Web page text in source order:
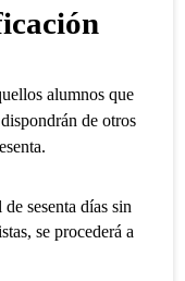
alumnos que
de otros
sesenta días sin
se procederá a